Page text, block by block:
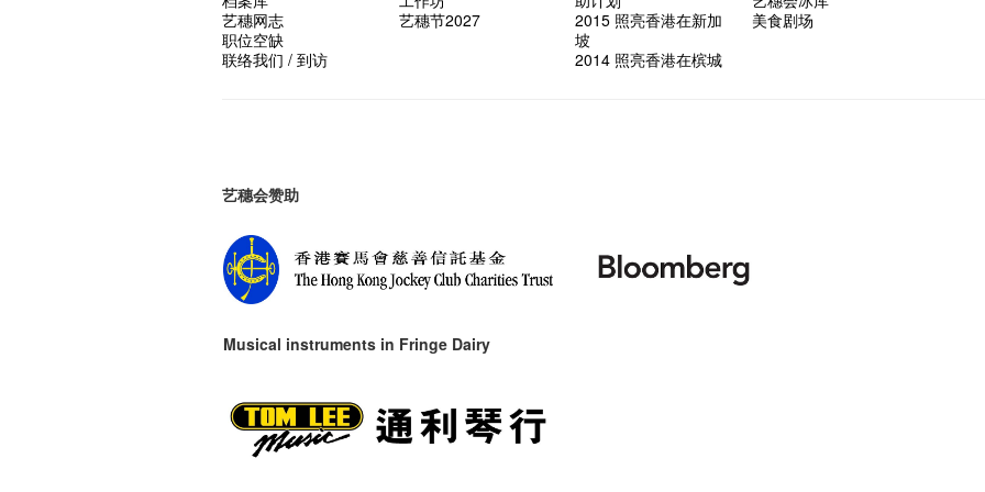
艺穗网志
职位空缺
联络我们 / 到访
艺穗节2027
2015 照亮香港在新加
坡
2014 照亮香港在槟城
美食剧场
艺穗会赞助
Musical instruments in Fringe Dairy